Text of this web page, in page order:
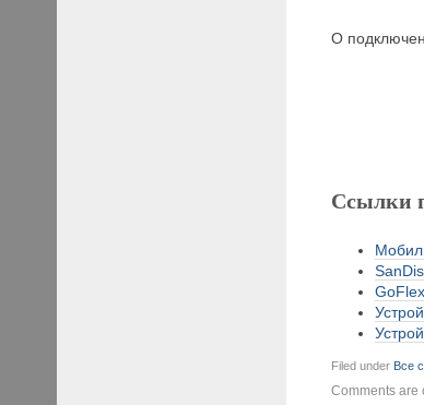
О
Ссылки
Filed under Все
Comments are